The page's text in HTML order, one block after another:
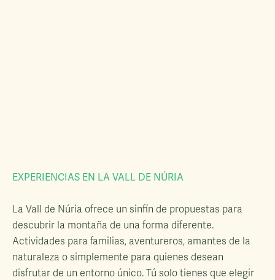
EXPERIENCIAS EN LA VALL DE NÚRIA
La Vall de Núria ofrece un sinfín de propuestas para
descubrir la montaña de una forma diferente.
Actividades para familias, aventureros, amantes de la
naturaleza o simplemente para quienes desean
disfrutar de un entorno único. Tú solo tienes que elegir